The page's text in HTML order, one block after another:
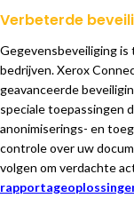
Verbeterde
Gegevensbeveiliging
bedrijven. Xerox
geavanceerde
speciale toepassingen
anonimiserings- en
controle over uw
volgen om verdachte